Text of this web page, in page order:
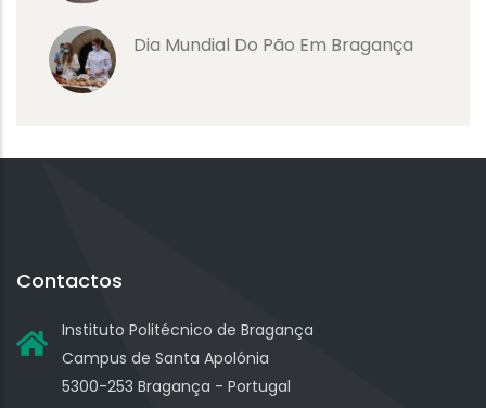
Dia Mundial Do Pão Em Bragança
Contactos
Instituto Politécnico de Bragança
Campus de Santa Apolónia
5300-253 Bragança - Portugal